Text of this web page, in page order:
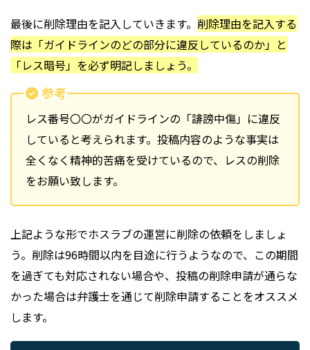
最後に削除理由を記入していきます。 削除理由を記入する
際は「ガイドラインのどの部分に違反しているのか」と
「レス暗号」を必ず明記しましょう。
参考
レス番号〇〇がガイドラインの「誹謗中傷」に違反
していると考えられます。投稿内容のような事実は
全くなく精神的苦痛を受けているので、レスの削除
をお願い致します。
上記ような形でホスラブの運営に削除の依頼をしましょ
う。削除は96時間以内を目途に行うようなので、この期間
を過ぎても対応されない場合や、投稿の削除申請が通らな
かった場合は弁護士を通じて削除申請することをオススメ
します。